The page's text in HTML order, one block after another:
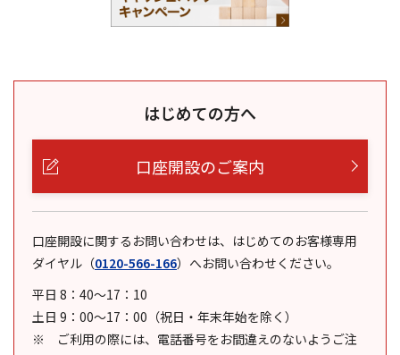
はじめての方へ
口座開設のご案内
口座開設に関するお問い合わせは、はじめてのお客様専用
ダイヤル （0120-566-166） へお問い合わせください。
平日 8：40～17：10
土日 9：00～17：00（祝日・年末年始を除く）
ご利用の際には、電話番号をお間違えのないようご注